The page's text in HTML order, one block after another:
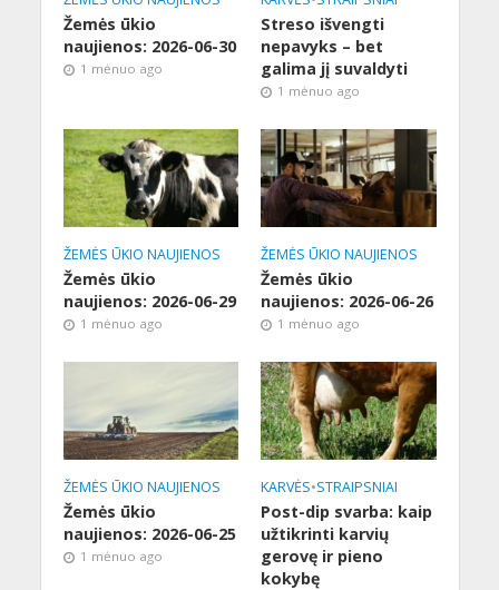
Žemės ūkio
naujienos: 2026-06-30
1 mėnuo ago
Streso išvengti
nepavyks – bet
galima jį suvaldyti
1 mėnuo ago
ŽEMĖS ŪKIO NAUJIENOS
Žemės ūkio
naujienos: 2026-06-29
1 mėnuo ago
ŽEMĖS ŪKIO NAUJIENOS
Žemės ūkio
naujienos: 2026-06-26
1 mėnuo ago
ŽEMĖS ŪKIO NAUJIENOS
Žemės ūkio
naujienos: 2026-06-25
1 mėnuo ago
KARVĖS•STRAIPSNIAI
Post-dip svarba: kaip
užtikrinti karvių
gerovę ir pieno
kokybę